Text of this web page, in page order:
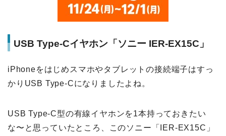
USB Type-Cイヤホン「ソニー IER-EX15C」
iPhoneをはじめスマホやタブレットの接続端子はすっ
かりUSB Type-Cになりましたよね。
USB Type-C型の有線イヤホンを1本持っておきたい
な〜と思っていたところ、このソニー「IER-EX15C」